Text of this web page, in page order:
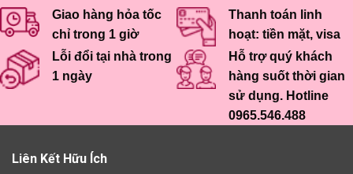
Giao hàng hỏa tốc
chỉ trong 1 giờ
Thanh toán linh
hoạt: tiền mặt, visa
Lỗi đổi tại nhà trong
1 ngày
Hỗ trợ quý khách
hàng suốt thời gian
sử dụng. Hotline
0965.546.488
Liên Kết Hữu Ích